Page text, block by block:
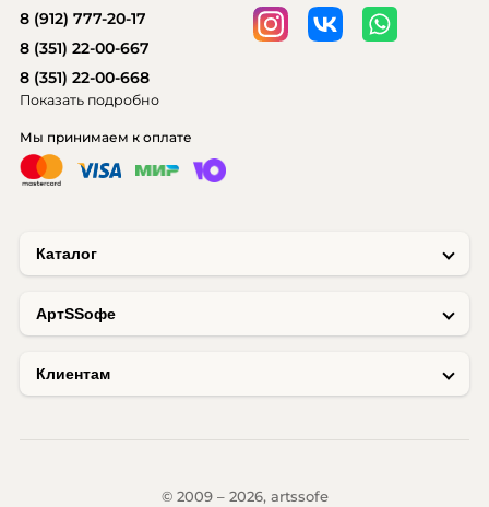
Каталог
AртSSофе
Клиентам
Мы принимаем к оплате
8 (912) 777-20-17
8 (351) 22-00-667
8 (351) 22-00-668
Показать подробно
© 2009 – 2026, artssofe